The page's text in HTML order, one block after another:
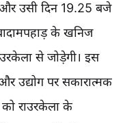
और उसी दिन 19.25 बजे
के खनिज
से जोड़ेगी। इस
उद्योग पर सकारात्मक
को राउरकेला के